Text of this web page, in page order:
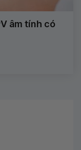
âm tính có